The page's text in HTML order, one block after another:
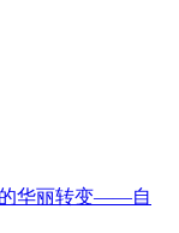
华丽转变——自